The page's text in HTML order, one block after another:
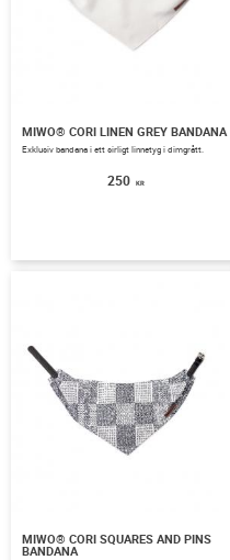
MIWO® CORI LINEN GREY BANDANA
Exklusiv bandana i ett sirligt linnetyg i dimgrått.
250 KR
MIWO® CORI SQUARES AND PINS
BANDANA